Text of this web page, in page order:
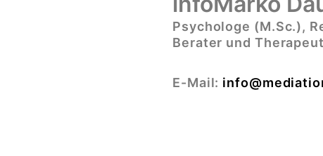
Psychologe (M.Sc.),
Berater und
E-Mail: